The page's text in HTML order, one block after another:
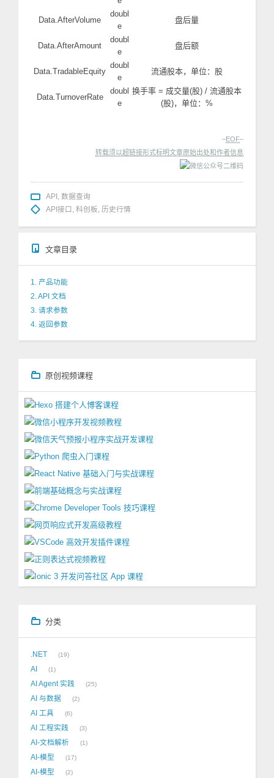
Data.AfterVolume
doubl
e
盘后量
Data.AfterAmount
doubl
e
盘后额
Data.TradableEquity
doubl
e
流通股本，单位：股
Data.TurnoverRate
doubl
e
换手率 = 成交量(股) / 流通股本
(股)，单位：%
–EOF–
转载须以超链接形式标明文章原始出处和作者信息
API 数据查询
API接口 科创板 历史行情
文章目录
1. 产品功能
2. API 文档
3. 请求参数
4. 返回参数
原创视频课程
分类
.NET 19
AI 1
AI Agent 实践 25
AI 与数据 2
AI 工具 6
AI 工程实践 3
AI-文档解析 1
AI-模型 17
AI-模型 2